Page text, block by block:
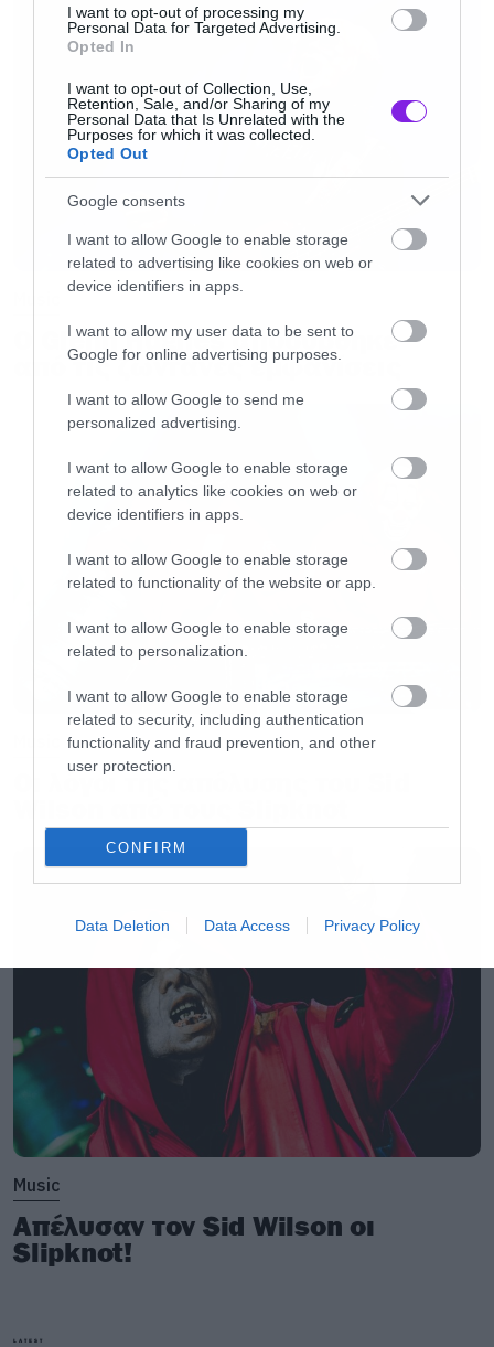
I want to opt-out of processing my
Personal Data for Targeted Advertising.
Opted In
I want to opt-out of Collection, Use,
Retention, Sale, and/or Sharing of my
Personal Data that Is Unrelated with the
Purposes for which it was collected.
Opted Out
Google consents
I want to allow Google to enable storage
related to advertising like cookies on web or
device identifiers in apps.
I want to allow my user data to be sent to
Google for online advertising purposes.
I want to allow Google to send me
personalized advertising.
I want to allow Google to enable storage
related to analytics like cookies on web or
device identifiers in apps.
I want to allow Google to enable storage
related to functionality of the website or app.
I want to allow Google to enable storage
related to personalization.
I want to allow Google to enable storage
related to security, including authentication
functionality and fraud prevention, and other
user protection.
CONFIRM
Data Deletion Data Access Privacy Policy
Like Light to the Flies(Ascendancy)
In Waves(In Waves)
Ο Glenn Hughes αποσύρθηκε
από τις ζωντανές εμφανίσεις
Οι λόγοι της απόλυσης του Sid
Music
Απέλυσαν τον Sid Wilson οι
Slipknot!
LATEST